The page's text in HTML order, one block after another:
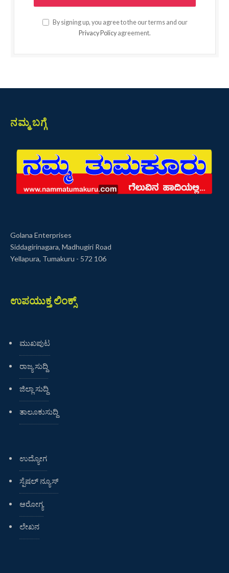
By signing up, you agree to the our terms and our
Privacy Policy agreement.
ನಮ್ಮ ಬಗ್ಗೆ
Golana Enterprises
Siddagirinagara, Madhugiri Road
Yellapura, Tumakuru - 572 106
ಉಪಯುಕ್ತ ಲಿಂಕ್ಸ್
ಮುಖಪುಟ
ರಾಜ್ಯ ಸುದ್ದಿ
ಜಿಲ್ಲಾ ಸುದ್ದಿ
ತಾಲೂಕುಸುದ್ದಿ
ಉದ್ಯೋಗ
ಸ್ಪೆಷಲ್ ನ್ಯೂಸ್
ಆರೋಗ್ಯ
ಲೇಖನ